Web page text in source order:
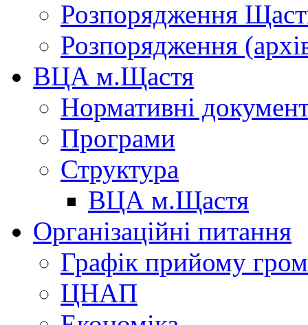
Розпорядження
Розпорядження
ВЦА м.Щастя
Нормативні
Програми
Структура
ВЦА м.Щастя
Організаційні питання
Графік прийому
ЦНАП